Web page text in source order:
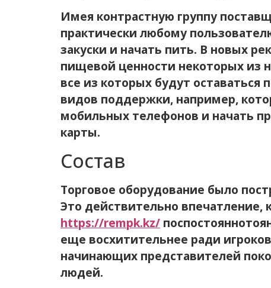
Имея контрастную группу
практически любому
закуски и начать пить. В новых
пищевой ценности некоторых из
все из которых будут
видов поддержки, например,
мобильных телефонов и начать
карты.
Состав
Торговое оборудование было
Это действительно впечатление,
https://rempk.kz/
еще восхитительнее ради
начинающих представителей
людей.